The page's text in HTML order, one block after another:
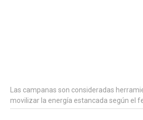
Las campanas son consideradas
movilizar la energía estancada según el